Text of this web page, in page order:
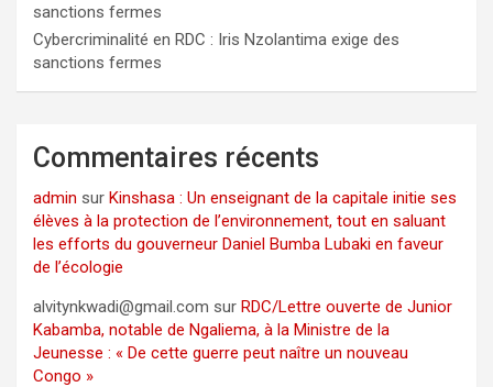
sanctions fermes
Cybercriminalité en RDC : Iris Nzolantima exige des
sanctions fermes
Commentaires récents
admin sur Kinshasa : Un enseignant de la capitale initie ses
élèves à la protection de l’environnement, tout en saluant
les efforts du gouverneur Daniel Bumba Lubaki en faveur
de l’écologie
alvitynkwadi@gmail.com sur RDC/Lettre ouverte de Junior
Kabamba, notable de Ngaliema, à la Ministre de la
Jeunesse : « De cette guerre peut naître un nouveau
Congo »